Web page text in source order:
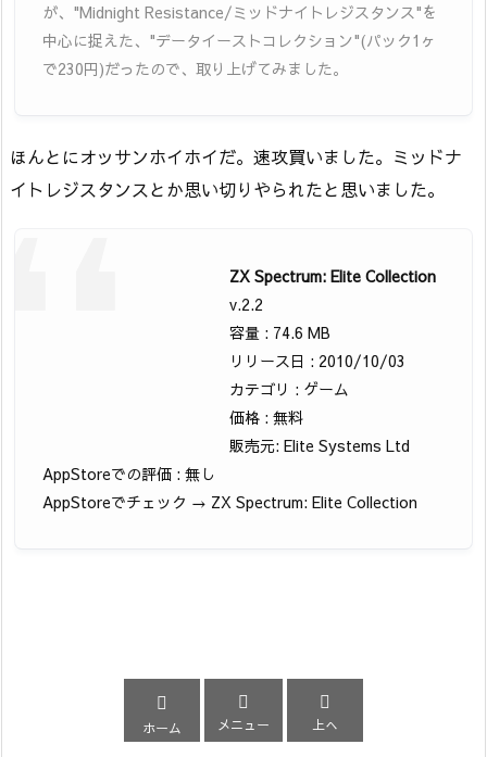
が、"Midnight Resistance/ミッドナイトレジスタンス"を
中心に捉えた、"データイーストコレクション"(パック1ヶ
で230円)だったので、取り上げてみました。
ほんとにオッサンホイホイだ。速攻買いました。ミッドナ
イトレジスタンスとか思い切りやられたと思いました。
ZX Spectrum: Elite Collection
v.2.2
容量 : 74.6 MB
リリース日 : 2010/10/03
カテゴリ : ゲーム
価格 : 無料
販売元: Elite Systems Ltd
AppStoreでの評価 : 無し
AppStoreでチェック → ZX Spectrum: Elite Collection

ホーム

メニュー

上へ